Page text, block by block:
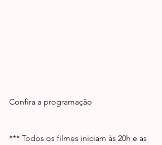
Confira a programação
*** Todos os filmes iniciam às 20h e as